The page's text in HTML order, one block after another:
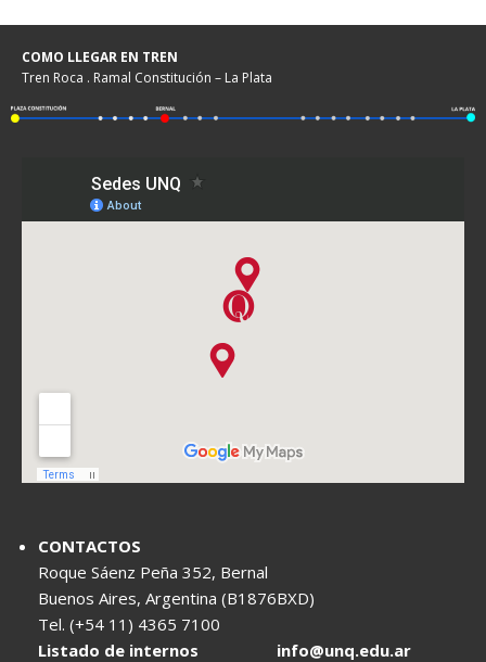
COMO LLEGAR EN TREN
Tren Roca . Ramal Constitución – La Plata
CONTACTOS
Roque Sáenz Peña 352, Bernal
Buenos Aires, Argentina (B1876BXD)
Tel. (+54 11) 4365 7100
Listado de internos
info@unq.edu.ar